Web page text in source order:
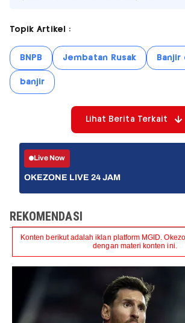
Topik Artikel :
BNPB Jembatan Rusak Banjir
banjir
Lihat Berita Terkait
Live Now
OKEZONE LIVE 24 JAM